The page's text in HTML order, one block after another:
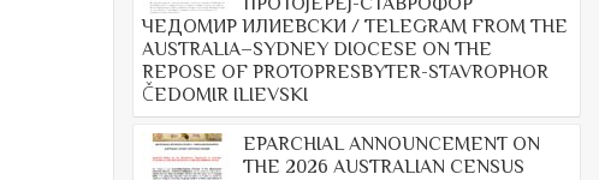
ЧЕДОМИР ИЛИЕВСКИ / TELEGRAM FROM THE
AUSTRALIA–SYDNEY DIOCESE ON THE
REPOSE OF PROTOPRESBYTER-STAVROPHOR
ČEDOMIR ILIEVSKI
EPARCHIAL ANNOUNCEMENT ON
THE 2026 AUSTRALIAN CENSUS